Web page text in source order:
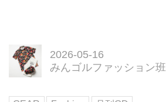
2026-05-16
みんゴルファッション班